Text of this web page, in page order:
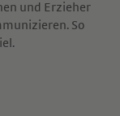
und Erzieher
So